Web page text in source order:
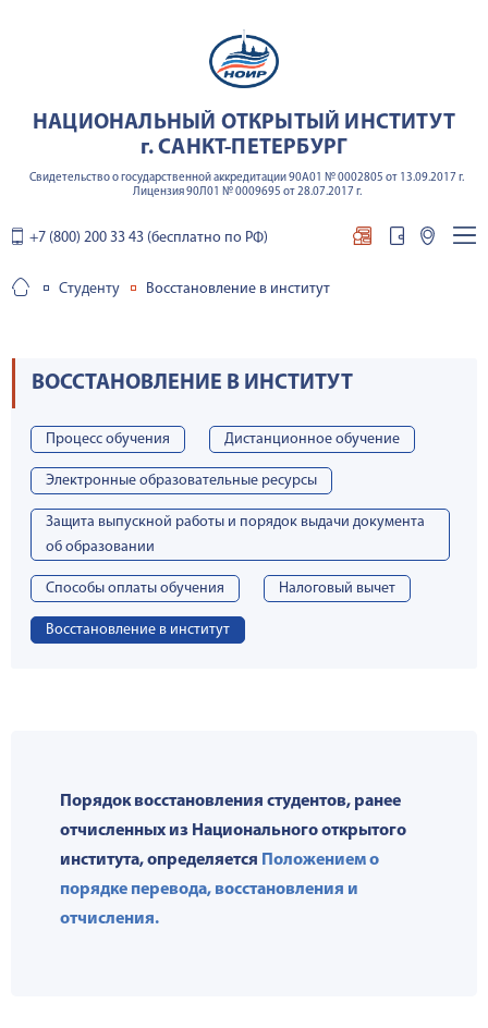
НАЦИОНАЛЬНЫЙ ОТКРЫТЫЙ ИНСТИТУТ
г. САНКТ-ПЕТЕРБУРГ
Свидетельство о государственной аккредитации 90А01 № 0002805 от 13.09.2017 г.
Лицензия 90Л01 № 0009695 от 28.07.2017 г.
+7 (800) 200 33 43 (бесплатно по РФ)
Студенту Восстановление в институт
ВОССТАНОВЛЕНИЕ В ИНСТИТУТ
Процесс обучения Дистанционное обучение
Электронные образовательные ресурсы
Защита выпускной работы и порядок выдачи документа
об образовании
Способы оплаты обучения Налоговый вычет
Восстановление в институт
Порядок восстановления студентов, ранее
отчисленных из Национального открытого
института, определяется Положением о
порядке перевода, восстановления и
отчисления.